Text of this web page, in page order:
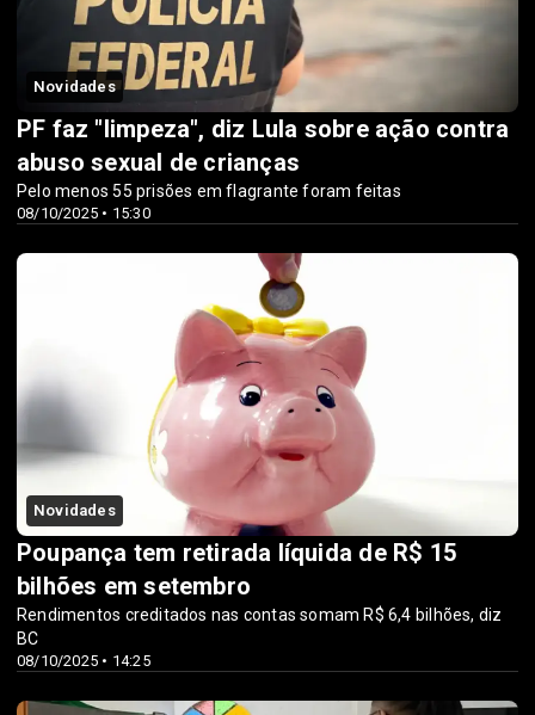
Novidades
08/10/2025 • 15:30
PF faz "limpeza", diz Lula sobre ação contra
abuso sexual de crianças
Pelo menos 55 prisões em flagrante foram feitas
Novidades
08/10/2025 • 14:25
Poupança tem retirada líquida de R$ 15
bilhões em setembro
Rendimentos creditados nas contas somam R$ 6,4 bilhões, diz
BC